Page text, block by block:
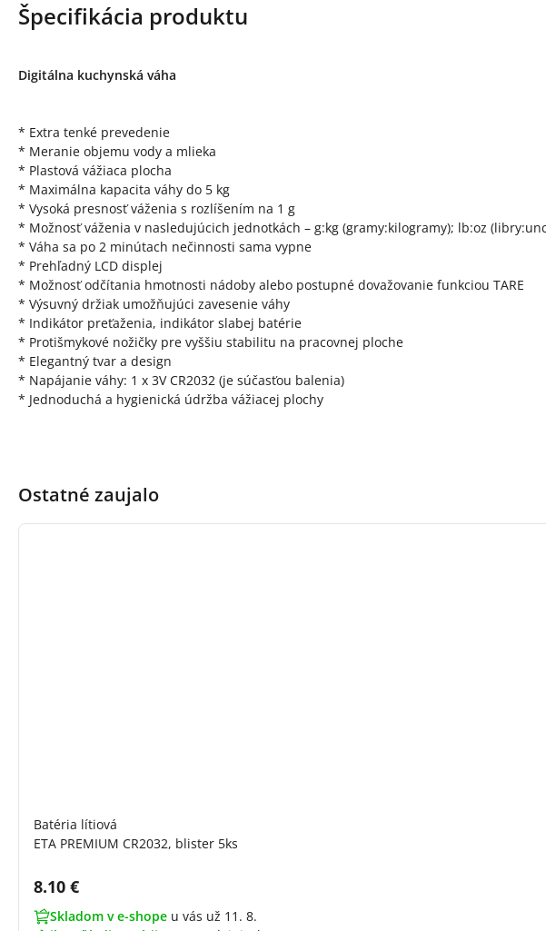
Špecifikácia produktu
Digitálna kuchynská váha
* Extra tenké prevedenie
* Meranie objemu vody a mlieka
* Plastová vážiaca plocha
* Maximálna kapacita váhy do 5 kg
* Vysoká presnosť váženia s rozlíšením na 1 g
* Možnosť váženia v nasledujúcich jednotkách – g:kg (gramy:kilogramy); lb:oz
* Váha sa po 2 minútach nečinnosti sama vypne
* Prehľadný LCD displej
* Možnosť odčítania hmotnosti nádoby alebo postupné dovažovanie funkciou TARE
* Výsuvný držiak umožňujúci zavesenie váhy
* Indikátor preťaženia, indikátor slabej batérie
* Protišmykové nožičky pre vyššiu stabilitu na pracovnej ploche
* Elegantný tvar a design
* Napájanie váhy: 1 x 3V CR2032 (je súčasťou balenia)
* Jednoduchá a hygienická údržba vážiacej plochy
Ostatné zaujalo
Batéria lítiová
ETA PREMIUM CR2032, blister 5ks
Cena s DPH:
8.10 €
Skladom v e-shope u vás už 11. 8.